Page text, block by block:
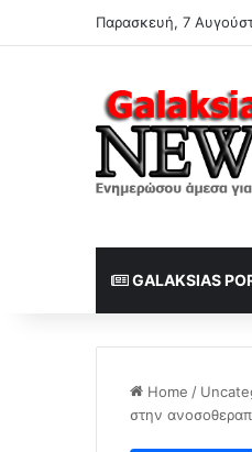
Παρασκευή, 7
GALAKSIAS
Home /
στην